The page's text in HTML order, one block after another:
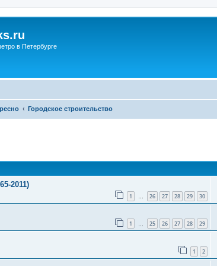
в Петербурге
Городское строительство
2011)
1 … 26 27 28 29 30
1 25 26 27 28 29
1 2